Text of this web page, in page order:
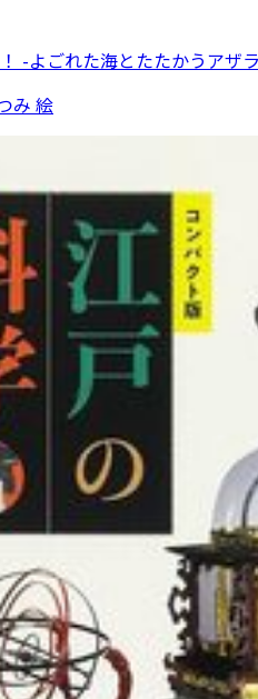
-よごれた海とたたかうアザ
み 絵